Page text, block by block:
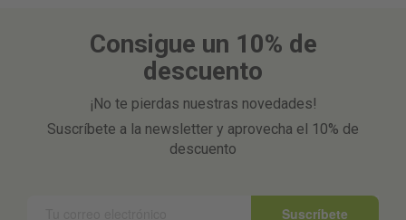
Consigue un 10% de
descuento
¡No te pierdas nuestras novedades!
Suscríbete a la newsletter y aprovecha el 10% de
descuento
Suscríbete